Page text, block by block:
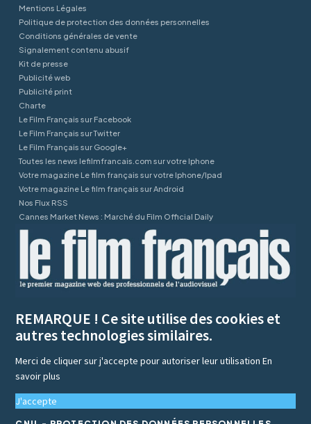
Mentions Légales
Politique de protection des données personnelles
Conditions générales de vente
Signalement contenu abusif
Kit de presse
Publicité web
Publicité print
Charte
Le Film Français sur Facebook
Le Film Français sur Twitter
Le Film Français sur Google+
Toutes les news lefilmfrancais.com sur votre Iphone
Votre magazine Le film français sur votre Iphone/Ipad
Votre magazine Le film français sur Android
Nos Flux RSS
Cannes Market News : Marché du Film Official Daily
REMARQUE ! Ce site utilise des cookies et
autres technologies similaires.
Merci de cliquer sur j'accepte pour autoriser leur utilisationEn
savoir plus
J'accepte